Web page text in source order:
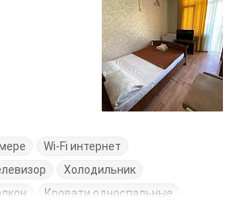
Wi-Fi интернет
Холодильник
Кровати односпальные